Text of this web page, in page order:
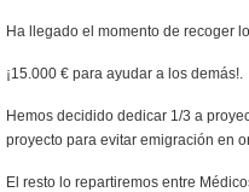
Ha llegado el momento de recoger
¡15.000 € para ayudar a los demás!.
Hemos decidido dedicar 1/3 a
proyecto para evitar emigración en
El resto lo repartiremos entre